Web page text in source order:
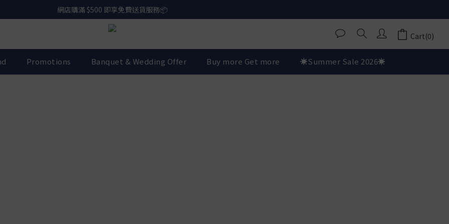
網店購滿 $500 即享免費送貨服務📦
網店購滿 $500 即享免費送貨服務📦
下載【偉成洋酒】手機應用程式，無條件送你高達$80買酒現金劵🎉
Cart(0)
Promotions Banquet & Wedding Offer Buy more Get more ☀️Summer Sale 2026☀️